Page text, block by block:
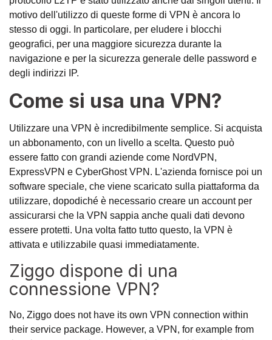
motivo dell'utilizzo di queste forme di VPN è ancora lo
stesso di oggi. In particolare, per eludere i blocchi
geografici, per una maggiore sicurezza durante la
navigazione e per la sicurezza generale delle password e
degli indirizzi IP.
Come si usa una VPN?
Utilizzare una VPN è incredibilmente semplice. Si acquista
un abbonamento, con un livello a scelta. Questo può
essere fatto con grandi aziende come NordVPN,
ExpressVPN e CyberGhost VPN. L'azienda fornisce poi un
software speciale, che viene scaricato sulla piattaforma da
utilizzare, dopodiché è necessario creare un account per
assicurarsi che la VPN sappia anche quali dati devono
essere protetti. Una volta fatto tutto questo, la VPN è
attivata e utilizzabile quasi immediatamente.
Ziggo dispone di una
connessione VPN?
No, Ziggo does not have its own VPN connection within
their service package. However, a VPN, for example from